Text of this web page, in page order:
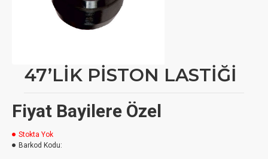
47’LİK PİSTON LASTİĞİ
Fiyat Bayilere Özel
Stokta Yok
Barkod Kodu: